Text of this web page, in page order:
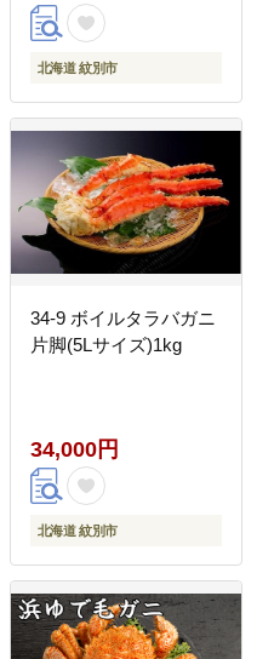
北海道 紋別市
34-9 ボイルタラバガニ
片脚(5Lサイズ)1kg
34,000円
北海道 紋別市